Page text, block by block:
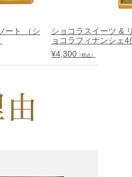
ート （シ
ショコラスイーツ &
ョコラフィナンシェ4
¥4,300 （税込）